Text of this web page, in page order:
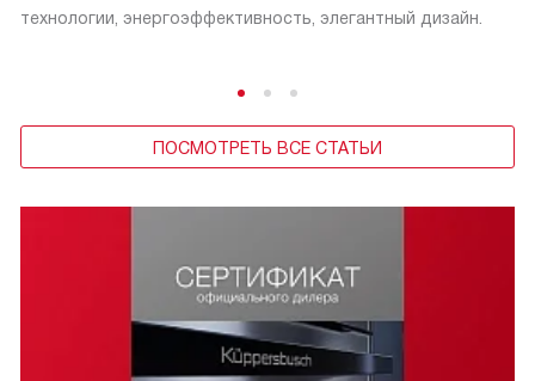
технологии, энергоэффективность, элегантный дизайн.
ПОСМОТРЕТЬ ВСЕ СТАТЬИ